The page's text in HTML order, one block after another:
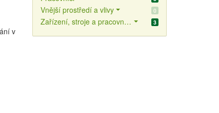
v
Vnější prostředí a vlivy 0
Zařízení, stroje a pracovní prostředky 3